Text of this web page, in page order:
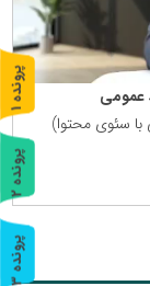
عمومی
سئوی محتوا)
پ
ر
و
ن
د
ه
1
پ
ر
و
ن
د
ه
2
پ
ر
و
ن
د
ه
3